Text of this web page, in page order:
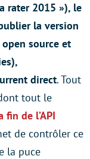
rater 2015 »), le
la version
source et
direct. Tout
tout le
fin de l’API
de contrôler ce
la puce